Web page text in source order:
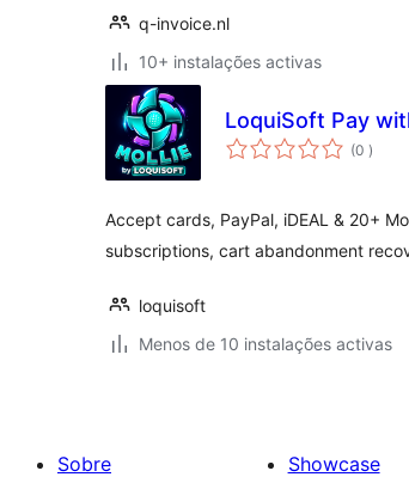
q-invoice.nl
10+ instalações activas
LoquiSoft Pay
(0 )
Accept cards, PayPal, iDEAL & 20+
subscriptions, cart abandonment
loquisoft
Menos de 10 instalações activas
Sobre
Showcase